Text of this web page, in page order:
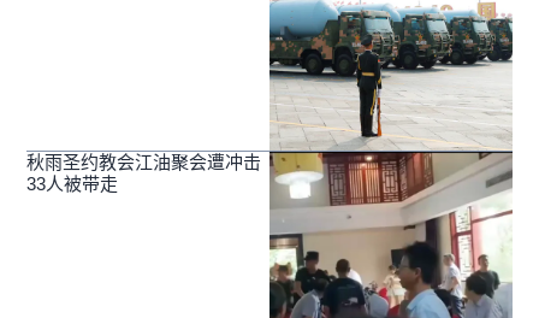
秋雨圣约教会江油聚会遭冲击
33人被带走